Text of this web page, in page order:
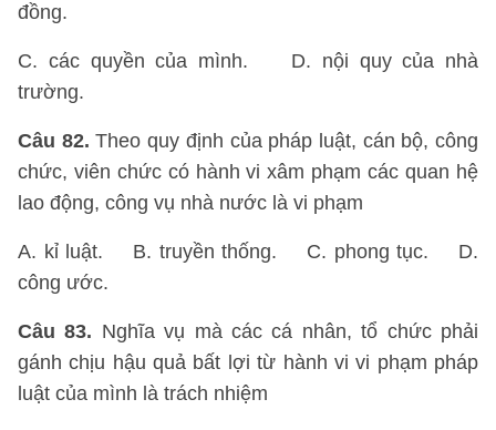
đồng.
C. các quyền của mình. D. nội quy của nhà
trường.
Câu 82.Theo quy định của pháp luật, cán bộ, công
chức, viên chức có hành vi xâm phạm các quan hệ
lao động, công vụ nhà nước là vi phạm
A. kỉ luật. B. truyền thống. C. phong tục. D.
công ước.
Câu 83. Nghĩa vụ mà các cá nhân, tổ chức phải
gánh chịu hậu quả bất lợi từ hành vi vi phạm pháp
luật của mình là trách nhiệm